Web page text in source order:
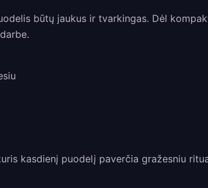
būtų jaukus ir tvarkingas. Dėl
kasdienį puodelį paverčia gražesniu